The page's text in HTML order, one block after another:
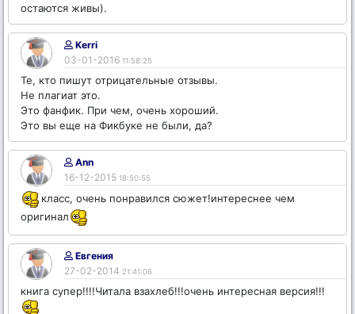
остаются живы).
Kerri
03-01-2016 11:58:25
Те, кто пишут отрицательные отзывы.
Не плагиат это.
Это фанфик. При чем, очень хороший.
Это вы еще на Фикбуке не были, да?
Ann
16-12-2015 18:50:55
класс, очень понравился сюжет!интереснее чем
оригинал
Евгения
27-02-2014 21:41:06
книга супер!!!!Читала взахлеб!!!очень интересная версия!!!